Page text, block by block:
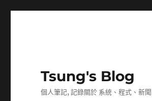
Tsung's Blog
個人筆記, 記錄關於 系統、程式、新